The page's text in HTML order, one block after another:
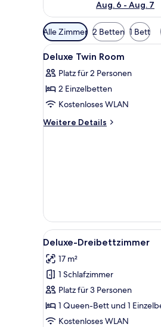
Aug. 6 - Aug. 7
Verfügbare
Filter
für
Alle Zimmer 2 Betten 1 Bett
Alle
Fotos
für
Deluxe
Twin
Room
4
Deluxe Twin Room
Platz für 2 Personen
2 Einzelbetten
Kostenloses WLAN
Weitere Details
Weitere
Alle
Fotos
für
Deluxe-
Dreibettzimmer
anzeigen
6
Deluxe-Dreibettzimmer
17 m²
1 Schlafzimmer
Platz für 3 Personen
1 Queen-Bett und 1
Kostenloses WLAN